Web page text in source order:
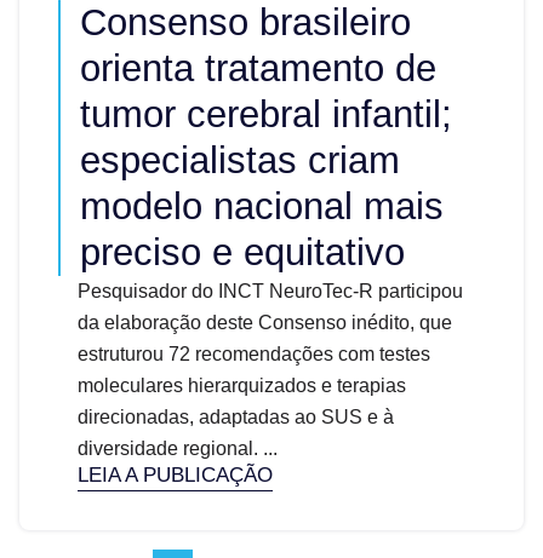
Consenso brasileiro
orienta tratamento de
tumor cerebral infantil;
especialistas criam
modelo nacional mais
preciso e equitativo
Pesquisador do INCT NeuroTec-R participou
da elaboração deste Consenso inédito, que
estruturou 72 recomendações com testes
moleculares hierarquizados e terapias
direcionadas, adaptadas ao SUS e à
diversidade regional. ...
LEIA A PUBLICAÇÃO